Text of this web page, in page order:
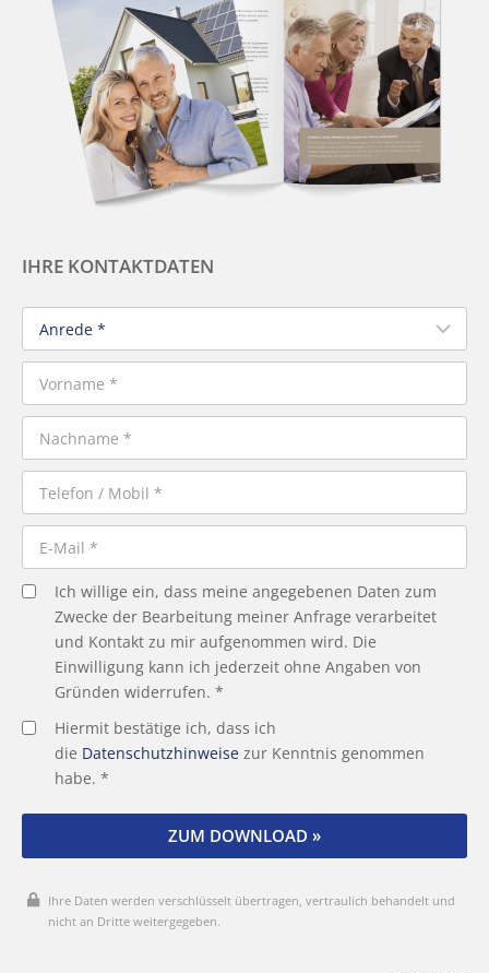
IHRE KONTAKTDATEN
Ich willige ein, dass meine angegebenen Daten zum
Zwecke der Bearbeitung meiner Anfrage verarbeitet
und Kontakt zu mir aufgenommen wird. Die
Einwilligung kann ich jederzeit ohne Angaben von
Gründen widerrufen. *
Hiermit bestätige ich, dass ich
die Datenschutzhinweise zur Kenntnis genommen
habe. *
ZUM DOWNLOAD »
Ihre Daten werden verschlüsselt übertragen, vertraulich behandelt und
nicht an Dritte weitergegeben.